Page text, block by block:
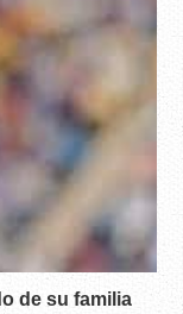
de su familia